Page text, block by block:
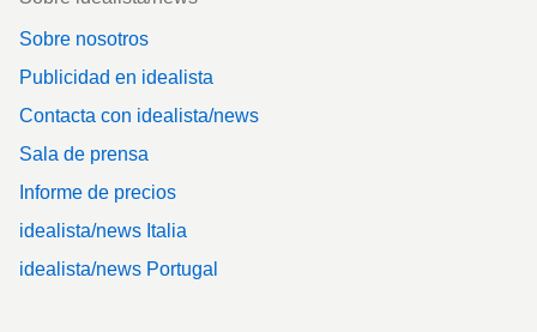
Sobre nosotros
Publicidad en idealista
Contacta con idealista/news
Sala de prensa
Informe de precios
idealista/news Italia
idealista/news Portugal